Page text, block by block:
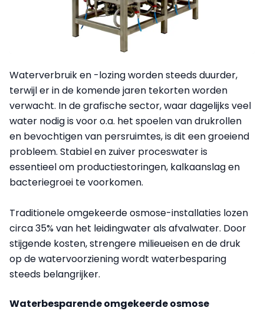
Waterverbruik en -lozing worden steeds duurder,
terwijl er in de komende jaren tekorten worden
verwacht. In de grafische sector, waar dagelijks veel
water nodig is voor o.a. het spoelen van drukrollen
en bevochtigen van persruimtes, is dit een groeiend
probleem. Stabiel en zuiver proceswater is
essentieel om productiestoringen, kalkaanslag en
bacteriegroei te voorkomen.
Traditionele omgekeerde osmose-installaties lozen
circa 35% van het leidingwater als afvalwater. Door
stijgende kosten, strengere milieueisen en de druk
op de watervoorziening wordt waterbesparing
steeds belangrijker.
Waterbesparende omgekeerde osmose